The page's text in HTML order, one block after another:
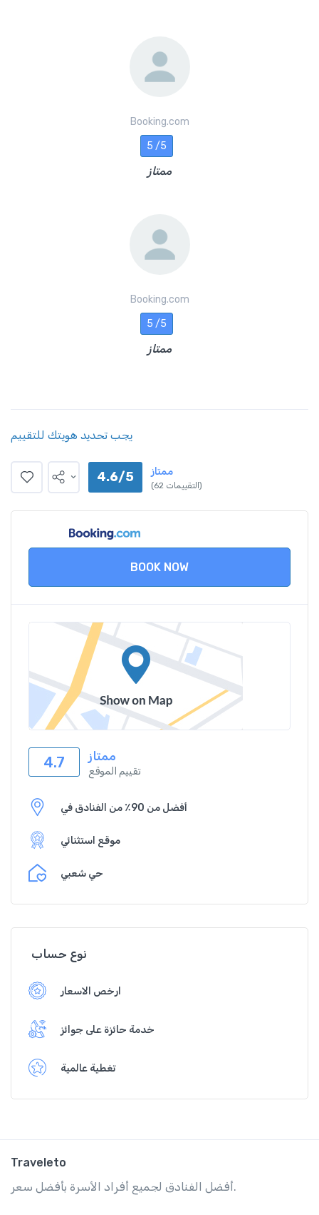
Booking.com
5 /5
ممتاز
Booking.com
5 /5
ممتاز
يجب تحديد هويتك للتقييم
4.6/5 ممتاز
(62 التقييمات)
BOOK NOW
4.7 ممتاز
تقييم الموقع
أفضل من 90٪ من الفنادق في
موقع استثنائي
حي شعبي
نوع حساب
ارخص الاسعار
خدمة حائزة على جوائز
تغطية عالمية
Traveleto
أفضل الفنادق لجميع أفراد الأسرة بأفضل سعر.